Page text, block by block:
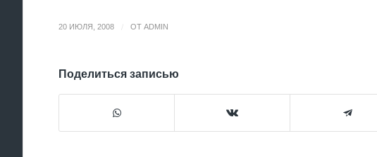
20 ИЮЛЯ, 2008 ОТ ADMIN
Поделиться записью